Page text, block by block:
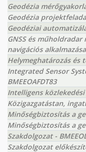
Geodézia
Geodézia
Geodéziai
GNSS és
navigációs
Helymeghatározás és
Integrated Sensor
BMEEOAFDT83
Intelligens közlekedési
Közigazgatástan,
Minőségbiztosítás a
Minőségbiztosítás a
Szakdolgozat -
Szakdolgozat